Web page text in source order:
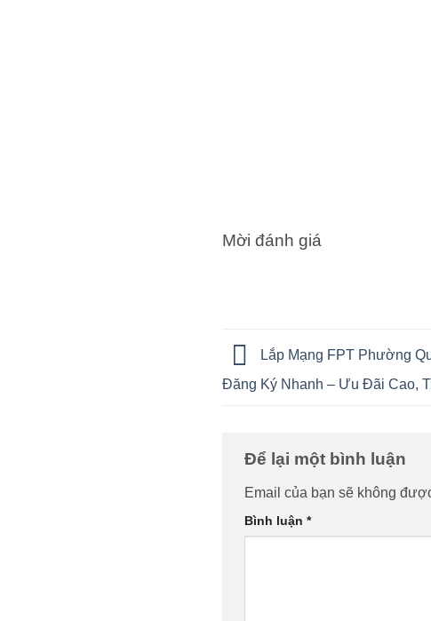
Mời đánh giá
Lắp Mạng FPT Phường
Đăng Ký Nhanh – Ưu Đãi Cao,
Để lại một bình luận
Email của bạn sẽ không
Bình luận *